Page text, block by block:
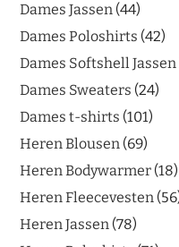
Dames Jassen 44
Dames Poloshirts 42
Dames Softshell Jassen
Dames Sweaters 24
Dames t-shirts 101
Heren Blousen 69
Heren Bodywarmer 18
Heren Fleecevesten 56
Heren Jassen 78